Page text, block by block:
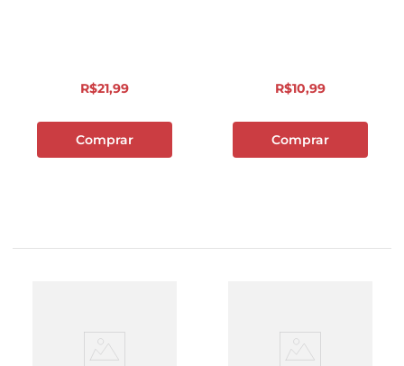
R$21,99
Comprar
R$10,99
Comprar